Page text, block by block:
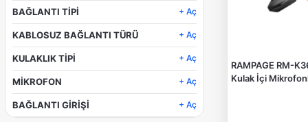
Nintendo Switch
PC
Gamıng
PS5
PS4
XBOX
Kablolu
BAĞLANTI TİPİ
+ Aç
Bluetooth
Kablolu
Kablosuz
Wireless
KABLOSUZ BAĞLANTI TÜRÜ
+ Aç
Kulak İçi
KULAKLIK TİPİ
+ Aç
Yok
Kulak İçi
MİKROFON
+ Aç
VAR
3.5mm
BAĞLANTI GİRİŞİ
+ Aç
Type-C
RAMPAGE RM-
Kulak İçi